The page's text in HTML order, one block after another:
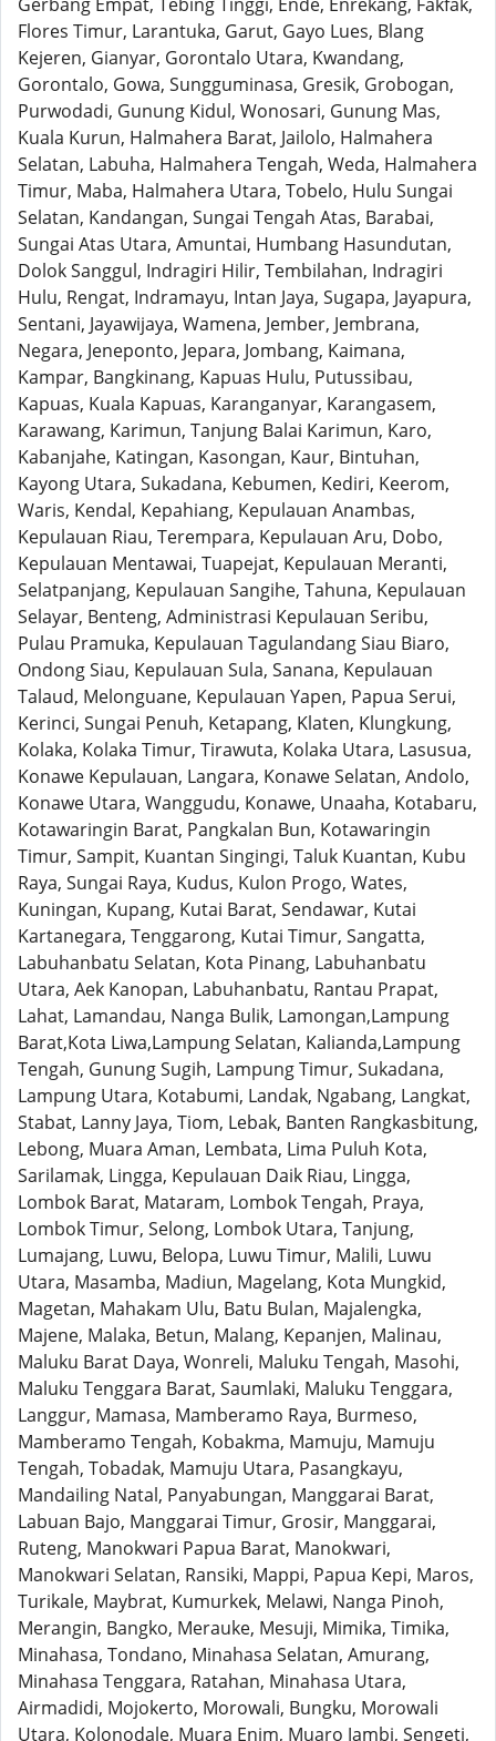
Flores Timur, Larantuka, Garut, Gayo Lues, Blang
Kejeren, Gianyar, Gorontalo Utara, Kwandang,
Gorontalo, Gowa, Sungguminasa, Gresik, Grobogan,
Purwodadi, Gunung Kidul, Wonosari, Gunung Mas,
Kuala Kurun, Halmahera Barat, Jailolo, Halmahera
Selatan, Labuha, Halmahera Tengah, Weda, Halmahera
Timur, Maba, Halmahera Utara, Tobelo, Hulu Sungai
Selatan, Kandangan, Sungai Tengah Atas, Barabai,
Sungai Atas Utara, Amuntai, Humbang Hasundutan,
Dolok Sanggul, Indragiri Hilir, Tembilahan, Indragiri
Hulu, Rengat, Indramayu, Intan Jaya, Sugapa, Jayapura,
Sentani, Jayawijaya, Wamena, Jember, Jembrana,
Negara, Jeneponto, Jepara, Jombang, Kaimana,
Kampar, Bangkinang, Kapuas Hulu, Putussibau,
Kapuas, Kuala Kapuas, Karanganyar, Karangasem,
Karawang, Karimun, Tanjung Balai Karimun, Karo,
Kabanjahe, Katingan, Kasongan, Kaur, Bintuhan,
Kayong Utara, Sukadana, Kebumen, Kediri, Keerom,
Waris, Kendal, Kepahiang, Kepulauan Anambas,
Kepulauan Riau, Terempara, Kepulauan Aru, Dobo,
Kepulauan Mentawai, Tuapejat, Kepulauan Meranti,
Selatpanjang, Kepulauan Sangihe, Tahuna, Kepulauan
Selayar, Benteng, Administrasi Kepulauan Seribu,
Pulau Pramuka, Kepulauan Tagulandang Siau Biaro,
Ondong Siau, Kepulauan Sula, Sanana, Kepulauan
Talaud, Melonguane, Kepulauan Yapen, Papua Serui,
Kerinci, Sungai Penuh, Ketapang, Klaten, Klungkung,
Kolaka, Kolaka Timur, Tirawuta, Kolaka Utara, Lasusua,
Konawe Kepulauan, Langara, Konawe Selatan, Andolo,
Konawe Utara, Wanggudu, Konawe, Unaaha, Kotabaru,
Kotawaringin Barat, Pangkalan Bun, Kotawaringin
Timur, Sampit, Kuantan Singingi, Taluk Kuantan, Kubu
Raya, Sungai Raya, Kudus, Kulon Progo, Wates,
Kuningan, Kupang, Kutai Barat, Sendawar, Kutai
Kartanegara, Tenggarong, Kutai Timur, Sangatta,
Labuhanbatu Selatan, Kota Pinang, Labuhanbatu
Utara, Aek Kanopan, Labuhanbatu, Rantau Prapat,
Lahat, Lamandau, Nanga Bulik, Lamongan,Lampung
Barat,Kota Liwa,Lampung Selatan, Kalianda,Lampung
Tengah, Gunung Sugih, Lampung Timur, Sukadana,
Lampung Utara, Kotabumi, Landak, Ngabang, Langkat,
Stabat, Lanny Jaya, Tiom, Lebak, Banten Rangkasbitung,
Lebong, Muara Aman, Lembata, Lima Puluh Kota,
Sarilamak, Lingga, Kepulauan Daik Riau, Lingga,
Lombok Barat, Mataram, Lombok Tengah, Praya,
Lombok Timur, Selong, Lombok Utara, Tanjung,
Lumajang, Luwu, Belopa, Luwu Timur, Malili, Luwu
Utara, Masamba, Madiun, Magelang, Kota Mungkid,
Magetan, Mahakam Ulu, Batu Bulan, Majalengka,
Majene, Malaka, Betun, Malang, Kepanjen, Malinau,
Maluku Barat Daya, Wonreli, Maluku Tengah, Masohi,
Maluku Tenggara Barat, Saumlaki, Maluku Tenggara,
Langgur, Mamasa, Mamberamo Raya, Burmeso,
Mamberamo Tengah, Kobakma, Mamuju, Mamuju
Tengah, Tobadak, Mamuju Utara, Pasangkayu,
Mandailing Natal, Panyabungan, Manggarai Barat,
Labuan Bajo, Manggarai Timur, Grosir, Manggarai,
Ruteng, Manokwari Papua Barat, Manokwari,
Manokwari Selatan, Ransiki, Mappi, Papua Kepi, Maros,
Turikale, Maybrat, Kumurkek, Melawi, Nanga Pinoh,
Merangin, Bangko, Merauke, Mesuji, Mimika, Timika,
Minahasa, Tondano, Minahasa Selatan, Amurang,
Minahasa Tenggara, Ratahan, Minahasa Utara,
Airmadidi, Mojokerto, Morowali, Bungku, Morowali
Utara, Kolonodale, Muara Enim, Muaro Jambi, Sengeti,